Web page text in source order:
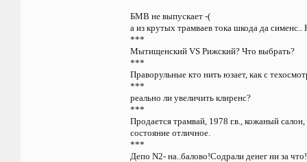
БМВ не выпускает -(
а из крутых трамваев тока шкода да
***
Мытищенский VS Рижский? Что выбрать?
***
Праворульные кто нить юзает, как с
***
реально ли увеличить клиренс?
***
Продается трамвай, 1978 г.в., кожаный
состояние отличное.
***
Депо N2- на..балово!Содрали денег ни за